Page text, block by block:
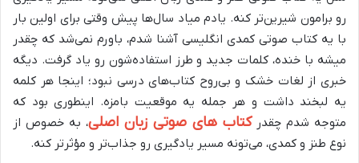
رو برامون شیرین‌تر کنه. یادم میاد سال‌ها پیش وقتی برای اولین بار
با یه کتاب صوتی کمدی انگلیسی آشنا شدم، باورم نمی‌شد که چقدر
میشه با خنده، کلمات جدید و طرز استفاده‌شون رو یاد گرفت. دیگه
خبری از لغات خشک و بی‌روح کتاب‌های درسی نبود؛ اینجا هر کلمه
یه لبخند داشت و هر جمله یه موقعیت بامزه. اینطوری بود که
متوجه شدم چقدرکتاب های صوتی زبان اصلی، به خصوص از
نوع طنز و کمدی، می‌تونه مسیر یادگیری رو جذاب‌تر و مؤثرتر کنه.